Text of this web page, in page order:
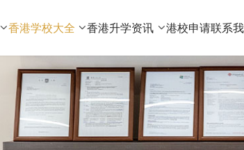
香港学校大全 香港升学资讯 港校申请联系